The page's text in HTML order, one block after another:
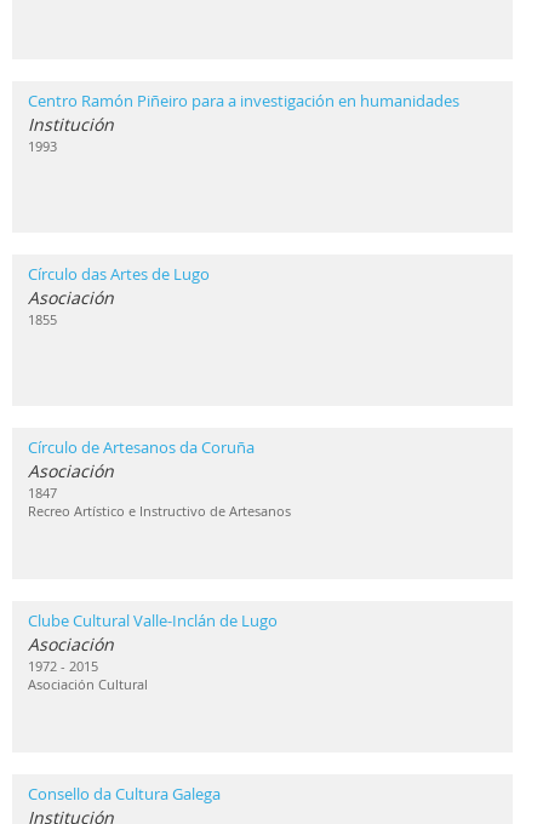
Centro Ramón Piñeiro para a investigación en humanidades
Institución
1993
Círculo das Artes de Lugo
Asociación
1855
Círculo de Artesanos da Coruña
Asociación
1847
Recreo Artístico e Instructivo de Artesanos
Clube Cultural Valle-Inclán de Lugo
Asociación
1972 - 2015
Asociación Cultural
Consello da Cultura Galega
Institución